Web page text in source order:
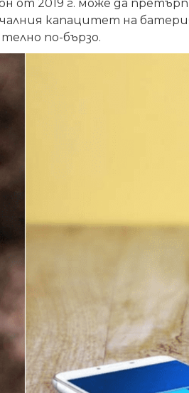
2019 г. може да
капацитет на
по-бързо.